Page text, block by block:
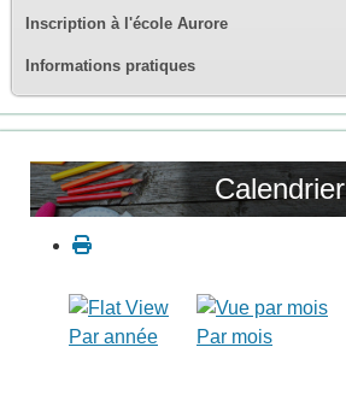
Inscription à l'école Aurore
Informations pratiques
Calendrier
Par année Par mois